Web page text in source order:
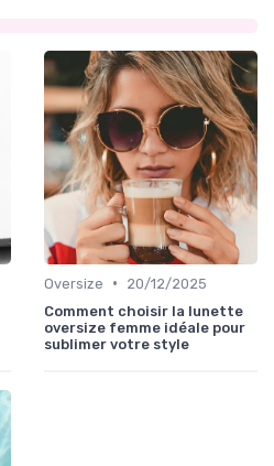
Oversize •
20/12/2025
Comment choisir la lunette
oversize femme idéale pour
sublimer votre style